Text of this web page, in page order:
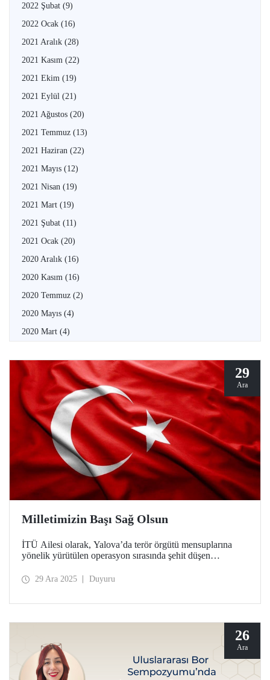
2022 Şubat (9)
2022 Ocak (16)
2021 Aralık (28)
2021 Kasım (22)
2021 Ekim (19)
2021 Eylül (21)
2021 Ağustos (20)
2021 Temmuz (13)
2021 Haziran (22)
2021 Mayıs (12)
2021 Nisan (19)
2021 Mart (19)
2021 Şubat (11)
2021 Ocak (20)
2020 Aralık (16)
2020 Kasım (16)
2020 Temmuz (2)
2020 Mayıs (4)
2020 Mart (4)
29
Ara
Milletimizin Başı Sağ Olsun
İTÜ Ailesi olarak, Yalova’da terör örgütü mensuplarına
yönelik yürütülen operasyon sırasında şehit düşen
yaralanan güvenlik güçlerimize acil şifalar dileriz.
29 Ara 2025 Duyuru
26
Ara